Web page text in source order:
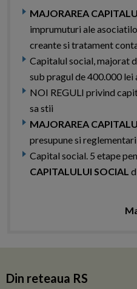
MAJORAREA
imprumuturi ale
creante si tratament
Capitalul social, majorat
sub pragul de 400.000 lei
NOI REGULI privind
sa stii
MAJORAREA
presupune si
Capital social. 5 etape
CAPITALULUI SOCIAL
Din reteaua RS